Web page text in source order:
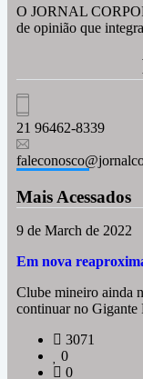
O JORNAL
de opinião que
21 96462-8339
Mais Acessados
9 de March de 2022
Em nova
Clube mineiro ainda
continuar no Gigante
3071
0
0